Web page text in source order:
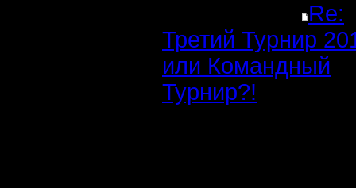
Re:
Третий Турнир
или Командный
Турнир?!